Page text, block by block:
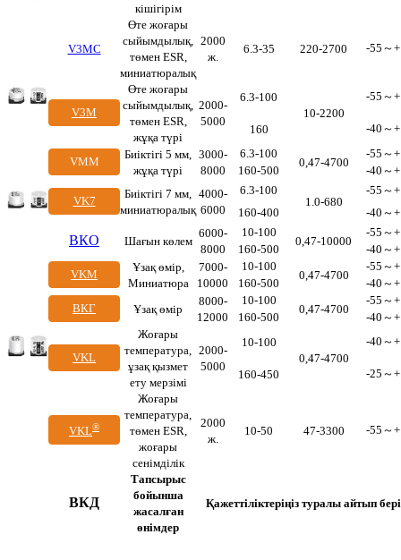
кішігірім
V3MC
Өте жоғары
сыйымдылық,
төмен ESR,
миниатюралық
2000
ж.
6.3-35 220-2700 -55～
V3M
Өте жоғары
сыйымдылық,
төмен ESR,
жұқа түрі
2000-
5000
6.3-100
10-2200
-55～
160 -40～
VMM
Биіктігі 5 мм,
жұқа түрі
3000-
8000
6.3-100
0,47-4700
-55～
160-500
-40～
VK7
Биіктігі 7 мм,
миниатюралық
4000-
6000
6.3-100
1.0-680
-55～
160-400
-40～
ВКО Шағын көлем
6000-
8000
10-100
0,47-10000
-55～
160-500
-40～
VKM
Ұзақ өмір,
Миниатюра
7000-
10000
10-100
0,47-4700
-55～
160-500
-40～
ВКГ
Ұзақ өмір
8000-
12000
10-100
0,47-4700
-55～
160-500
-40～
VKL
Жоғары
температура,
ұзақ қызмет
ету мерзімі
2000-
5000
10-100
0,47-4700
-40～
160-450 -25～
VKL®
Жоғары
температура,
төмен ESR,
жоғары
сенімділік
2000
ж.
10-50 47-3300 -55～
ВКД
Тапсырыс
бойынша
жасалған
өнімдер
Қажеттіліктеріңіз туралы айтып